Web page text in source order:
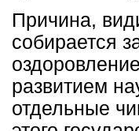
Причина,
собирается
развитием
отдельные